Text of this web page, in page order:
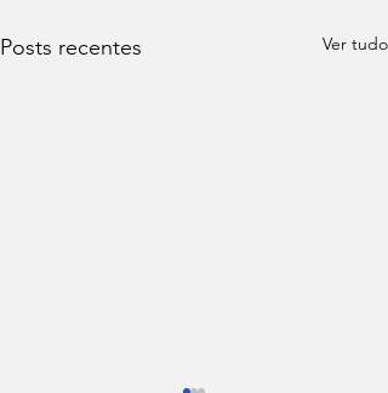
Posts recentes Ver tudo